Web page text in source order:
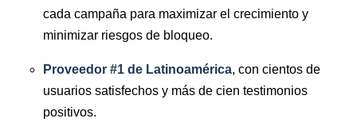
cada campaña para maximizar el crecimiento y
minimizar riesgos de bloqueo.
Proveedor #1 de Latinoamérica, con cientos de
usuarios satisfechos y más de cien testimonios
positivos.